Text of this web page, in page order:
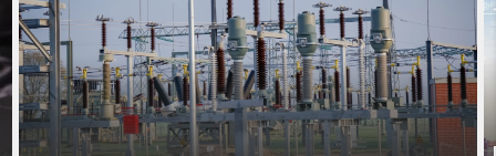
IoTの仕組みやできることとは？分野別の活用事例も紹介し